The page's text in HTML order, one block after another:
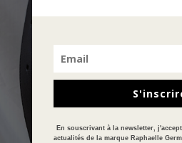
À
En souscrivant à la newsletter,
actualités de la marque Raphaelle